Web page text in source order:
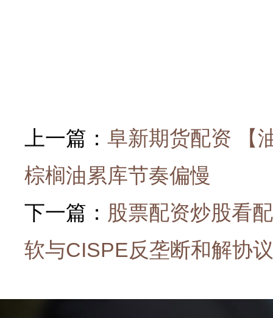
上一篇： 阜新期货配资 【
棕榈油累库节奏偏慢
下一篇： 股票配资炒股看
软与CISPE反垄断和解协议